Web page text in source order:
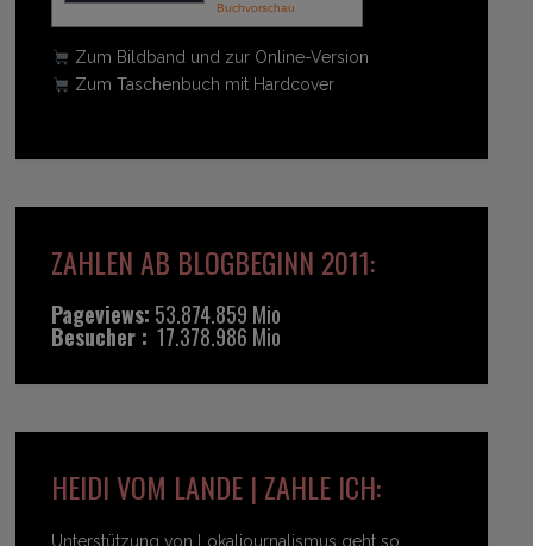
Buchvorschau
Zum Bildband und zur Online-Version
Zum Taschenbuch mit Hardcover
ZAHLEN AB BLOGBEGINN 2011:
Pageviews: 53.874.859 Mio
Besucher : 17.378.986 Mio
HEIDI VOM LANDE | ZAHLE ICH:
Unterstützung von Lokaljournalismus geht so